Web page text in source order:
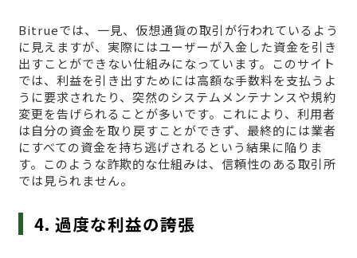
Bitrueでは、一見、仮想通貨の取引が行われているよう
に見えますが、実際にはユーザーが入金した資金を引き
出すことができない仕組みになっています。このサイト
では、利益を引き出すためには高額な手数料を支払うよ
うに要求されたり、突然のシステムメンテナンスや規約
変更を告げられることが多いです。これにより、利用者
は自分の資金を取り戻すことができず、最終的には業者
にすべての資金を持ち逃げされるという結果に陥りま
す。このような詐欺的な仕組みは、信頼性のある取引所
では見られません。
4. 過度な利益の誇張